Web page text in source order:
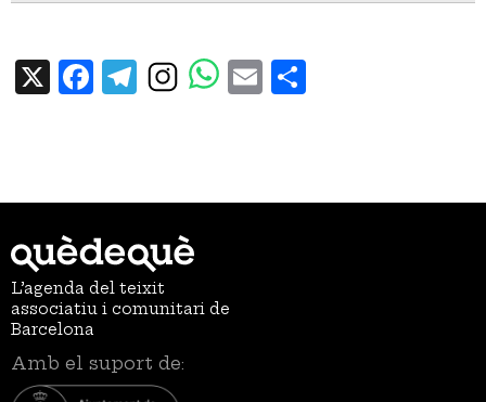
X Facebook
TelegramEmail
L’agenda del teixit
associatiu i comunitari de
Barcelona
Amb el suport de: